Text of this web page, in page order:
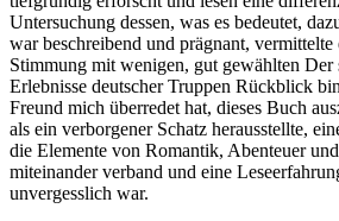
Untersuchung dessen, was es bedeutet,
war beschreibend und prägnant, vermittelte
Stimmung mit wenigen, gut gewählten Der
Erlebnisse deutscher Truppen Rückblick
Freund mich überredet hat, dieses Buch
als ein verborgener Schatz herausstellte,
die Elemente von Romantik, Abenteuer
miteinander verband und eine
unvergesslich war.